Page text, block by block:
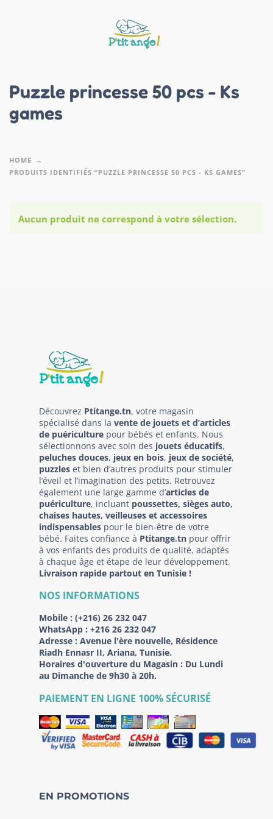
Puzzle princesse 50 pcs - Ks
games
HOME
PRODUITS IDENTIFIÉS “PUZZLE PRINCESSE 50 PCS - KS GAMES”
Aucun produit ne correspond à votre sélection.
Découvrez Ptitange.tn, votre magasin
spécialisé dans la vente de jouets et d’articles
de puériculture pour bébés et enfants. Nous
sélectionnons avec soin des jouets éducatifs,
peluches douces, jeux en bois, jeux de société,
puzzles et bien d’autres produits pour stimuler
l’éveil et l’imagination des petits. Retrouvez
également une large gamme d’articles de
puériculture, incluant poussettes, sièges auto,
chaises hautes, veilleuses et accessoires
indispensables pour le bien-être de votre
bébé. Faites confiance à Ptitange.tn pour offrir
à vos enfants des produits de qualité, adaptés
à chaque âge et étape de leur développement.
Livraison rapide partout en Tunisie !
NOS INFORMATIONS
Mobile : (+216) 26 232 047
WhatsApp : +216 26 232 047
Adresse : Avenue l'ère nouvelle, Résidence
Riadh Ennasr II, Ariana, Tunisie.
Horaires d'ouverture du Magasin : Du Lundi
au Dimanche de 9h30 à 20h.
PAIEMENT EN LIGNE 100% SÉCURISÉ
EN PROMOTIONS